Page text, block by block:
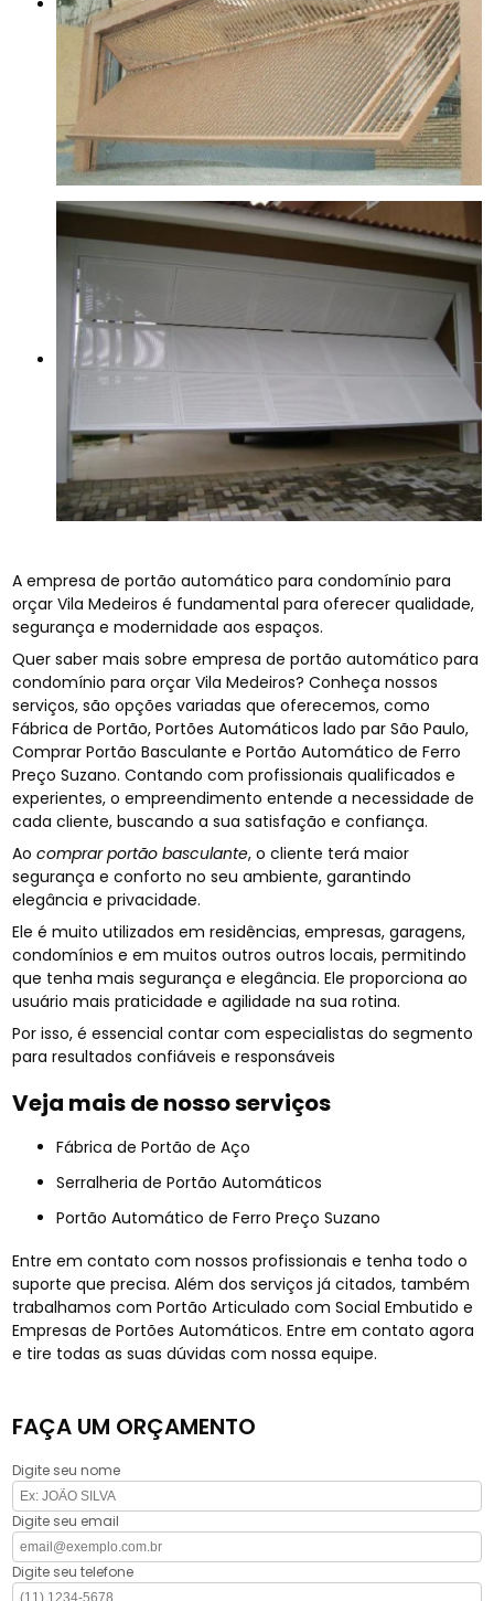
A empresa de portão automático para condomínio para
orçar Vila Medeiros é fundamental para oferecer qualidade,
segurança e modernidade aos espaços.
Quer saber mais sobre empresa de portão automático para
condomínio para orçar Vila Medeiros? Conheça nossos
serviços, são opções variadas que oferecemos, como
Fábrica de Portão, Portões Automáticos lado par São Paulo,
Comprar Portão Basculante e Portão Automático de Ferro
Preço Suzano. Contando com profissionais qualificados e
experientes, o empreendimento entende a necessidade de
cada cliente, buscando a sua satisfação e confiança.
Aocomprar portão basculante, o cliente terá maior
segurança e conforto no seu ambiente, garantindo
elegância e privacidade.
Ele é muito utilizados em residências, empresas, garagens,
condomínios e em muitos outros outros locais, permitindo
que tenha mais segurança e elegância. Ele proporciona ao
usuário mais praticidade e agilidade na sua rotina.
Por isso, é essencial contar com especialistas do segmento
para resultados confiáveis e responsáveis
Veja mais de nosso serviços
Fábrica de Portão de Aço
Serralheria de Portão Automáticos
Portão Automático de Ferro Preço Suzano
Entre em contato com nossos profissionais e tenha todo o
suporte que precisa. Além dos serviços já citados, também
trabalhamos com Portão Articulado com Social Embutido e
Empresas de Portões Automáticos. Entre em contato agora
e tire todas as suas dúvidas com nossa equipe.
FAÇA UM ORÇAMENTO
Digite seu nome
Digite seu email
Digite seu telefone